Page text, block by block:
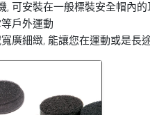
, 可安裝在一般標裝安全帽內的
戶外運動
廣細緻, 能讓您在運動或是長